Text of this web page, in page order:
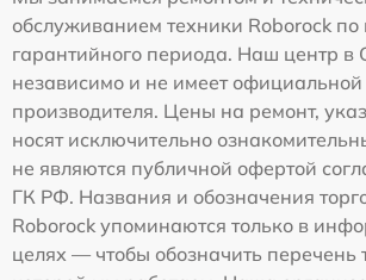
обслуживанием техники Roborock по
гарантийного периода. Наш центр в
независимо и не имеет официальной
производителя. Цены на ремонт,
носят исключительно
не являются публичной офертой
ГК РФ. Названия и обозначения
Roborock упоминаются только в
целях — чтобы обозначить перечень